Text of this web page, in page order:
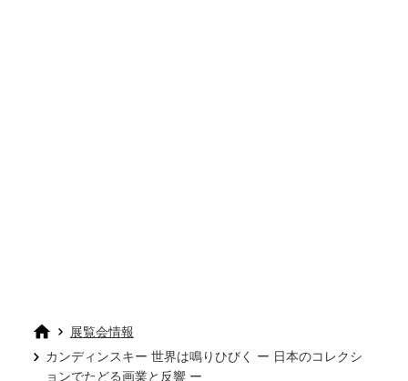
展覧会情報
カンディンスキー 世界は鳴りひびく ー 日本のコレクシ
ョンでたどる画業と反響 ー